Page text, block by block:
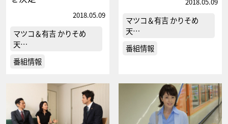
2018.05.09
マツコ＆有吉 かりそめ
天…
番組情報
マツコ＆有吉 かりそめ
天…
番組情報